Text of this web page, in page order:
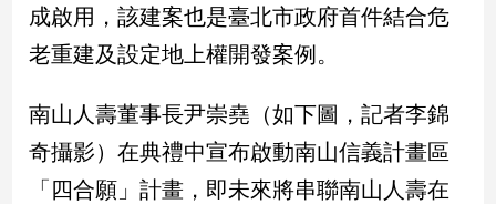
觀
點
兩
岸/
國
際
成啟用，該建案也是臺北市政府首件結合危
老重建及設定地上權開發案例。
南山人壽董事長尹崇堯（如下圖，記者李錦
奇攝影）在典禮中宣布啟動南山信義計畫區
「四合願」計畫，即未來將串聯南山人壽在